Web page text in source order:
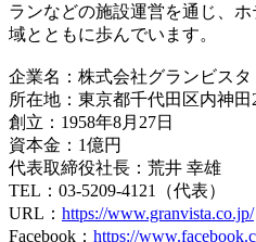
ランなどの施設運営を通じ、
域とともに歩んでいます。
企業名：株式会社グランビスタ
所在地：東京都千代田区内神
創立：1958年8月27日
資本金：1億円
代表取締役社長：荒井 幸雄
TEL：03-5209-4121（代表）
URL： https://www.granvista.co.jp/
Facebook： https://